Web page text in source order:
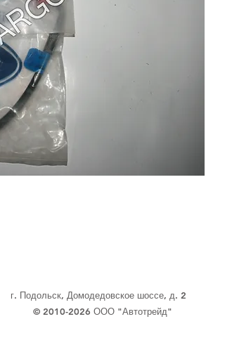
г. Подольск, Домодедовское шоссе, д. 2
© 2010-2026 ООО "Автотрейд"